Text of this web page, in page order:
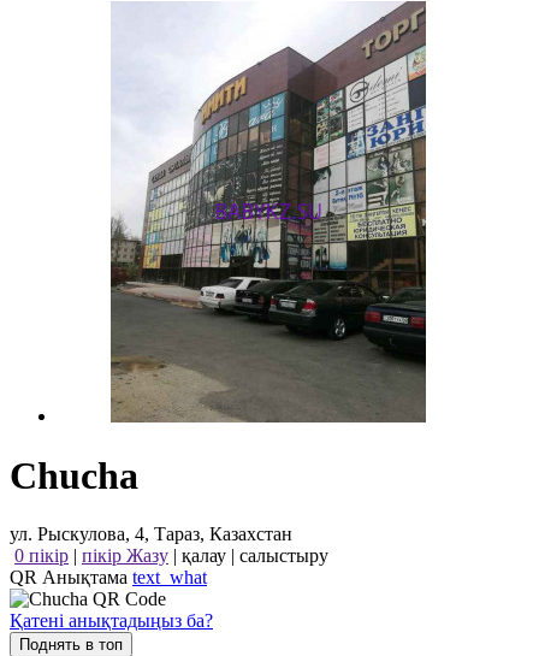
Chucha
ул. Рыскулова, 4, Тараз, Казахстан
0 пікір | пікір Жазу | қалау | салыстыру
QR Анықтама text_what
Қатені анықтадыңыз ба?
Поднять в топ